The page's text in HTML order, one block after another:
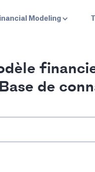
Modeling
Base de